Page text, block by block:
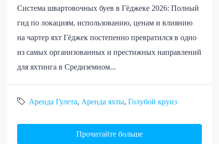
Система швартовочных буев в Гёджеке 2026: Полный
гид по локациям, использованию, ценам и влиянию
на чартер яхт Гёджек постепенно превратился в одно
из самых организованных и престижных направлений
для яхтинга в Средиземном...
Аренда Гулета, Аренда яхты, Голубой круиз
Прочитайте больше